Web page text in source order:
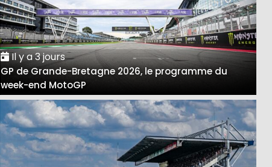
Il y a 3 jours
GP de Grande-Bretagne 2026, le programme du
week-end MotoGP